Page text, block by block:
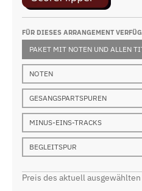
FÜR DIESES ARRANGEMENT
PAKET MIT NOTEN UND ALLEN
NOTEN
GESANGSPARTSPUREN
MINUS-EINS-TRACKS
BEGLEITSPUR
Preis des aktuell